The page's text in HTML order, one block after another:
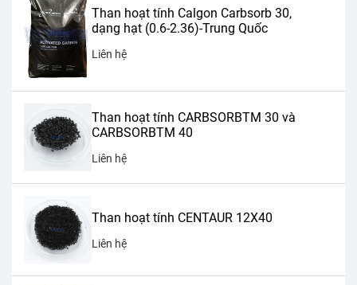
Than hoạt tính Calgon Carbsorb 30,
dạng hạt (0.6-2.36)-Trung Quốc
Liên hệ
Than hoạt tính CARBSORBTM 30 và
CARBSORBTM 40
Liên hệ
Than hoạt tính CENTAUR 12X40
Liên hệ